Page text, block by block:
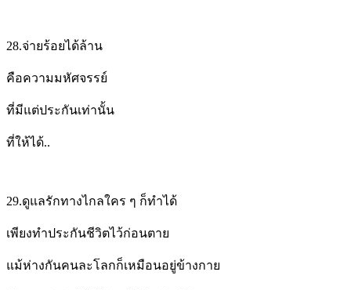
28.จ่ายร้อยได้ล้าน
คือความมหัศจรรย์
ที่มีแต่ประกันเท่านั้น
ที่ให้ได้..
29.ดูแลรักทางไกลใคร ๆ ก็ทำได้
เพียงทำประกันชีวิตไว้ก่อนตาย
แม้ห่างกันคนละโลกก็เหมือนอยู่ข้างกาย